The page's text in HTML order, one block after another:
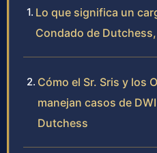
Lo que significa un
Condado de
Cómo el Sr. Sris y los
manejan casos de
Dutchess